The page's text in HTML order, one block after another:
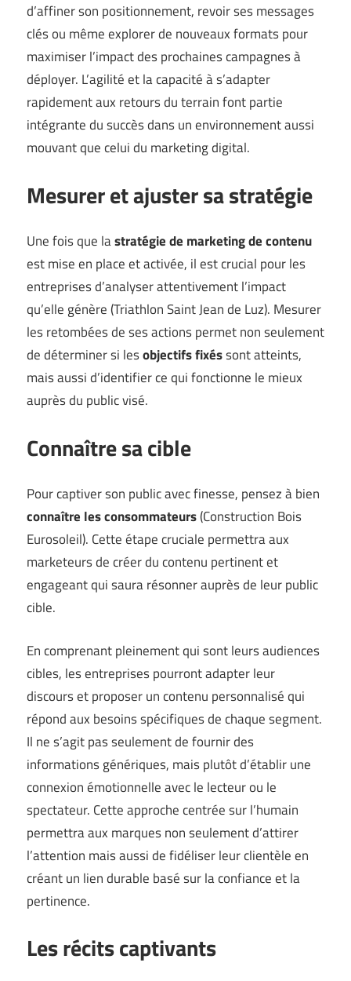
d’affiner son positionnement, revoir ses messages
clés ou même explorer de nouveaux formats pour
maximiser l’impact des prochaines campagnes à
déployer. L’agilité et la capacité à s’adapter
rapidement aux retours du terrain font partie
intégrante du succès dans un environnement aussi
mouvant que celui du marketing digital.
Mesurer et ajuster sa stratégie
Une fois que lastratégie de marketing de contenu
est mise en place et activée, il est crucial pour les
entreprises d’analyser attentivement l’impact
qu’elle génère (Triathlon Saint Jean de Luz). Mesurer
les retombées de ses actions permet non seulement
de déterminer si lesobjectifs fixéssont atteints,
mais aussi d’identifier ce qui fonctionne le mieux
auprès du public visé.
Connaître sa cible
Pour captiver son public avec finesse, pensez à bien
connaître les consommateurs(Construction Bois
Eurosoleil). Cette étape cruciale permettra aux
marketeurs de créer du contenu pertinent et
engageant qui saura résonner auprès de leur public
cible.
En comprenant pleinement qui sont leurs audiences
cibles, les entreprises pourront adapter leur
discours et proposer un contenu personnalisé qui
répond aux besoins spécifiques de chaque segment.
Il ne s’agit pas seulement de fournir des
informations génériques, mais plutôt d’établir une
connexion émotionnelle avec le lecteur ou le
spectateur. Cette approche centrée sur l’humain
permettra aux marques non seulement d’attirer
l’attention mais aussi de fidéliser leur clientèle en
créant un lien durable basé sur la confiance et la
pertinence.
Les récits captivants